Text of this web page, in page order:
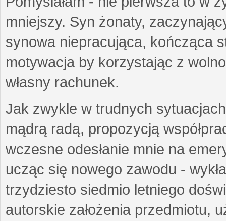
mniejszy. Syn żonaty,
synowa niepracująca, kończąca
motywacja by korzystając z
własny rachunek.
Jak zwykle w trudnych
mądrą radą, propozycją
wczesne odesłanie mnie na
ucząc się nowego zawodu -
trzydziesto siedmio letniego
autorskie założenia przedmiotu,